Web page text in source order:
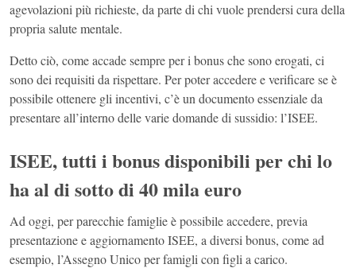
agevolazioni più richieste, da parte di chi vuole prendersi cura della
propria salute mentale.
Detto ciò, come accade sempre per i bonus che sono erogati, ci
sono dei requisiti da rispettare. Per poter accedere e verificare se è
possibile ottenere gli incentivi, c’è un documento essenziale da
presentare all’interno delle varie domande di sussidio: l’ISEE.
ISEE, tutti i bonus disponibili per chi lo
ha al di sotto di 40 mila euro
Ad oggi, per parecchie famiglie è possibile accedere, previa
presentazione e aggiornamento ISEE, a diversi bonus, come ad
esempio, l’Assegno Unico per famigli con figli a carico.